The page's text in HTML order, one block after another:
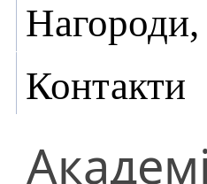
Нагороди,
Контакти